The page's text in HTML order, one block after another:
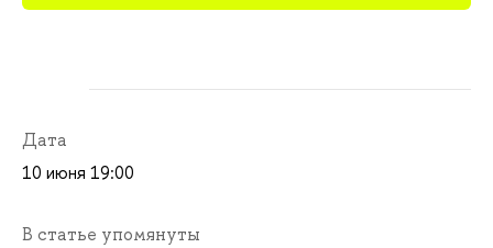
Дата
10 июня 19:00
В статье упомянуты